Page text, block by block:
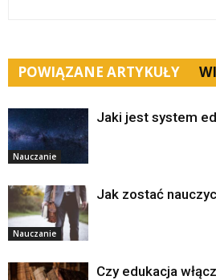
POWIĄZANE ARTYKUŁY
Nauczanie
Jaki jest system
Nauczanie
Jak zostać
Czy edukacja